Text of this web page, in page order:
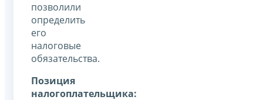
позволили
определить
его
налоговые
обязательства.
Позиция
налогоплательщика: